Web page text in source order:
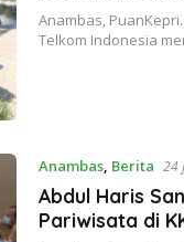
Anambas,
Telkom Indonesia
Anambas, Berita 24
Abdul Haris
Pariwisata di